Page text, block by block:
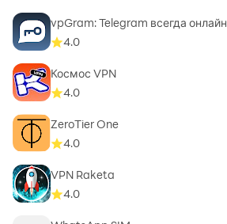
vpGram: Telegram всегда онлайн
4.0
Космос VPN
4.0
ZeroTier One
4.0
VPN Raketa
4.0